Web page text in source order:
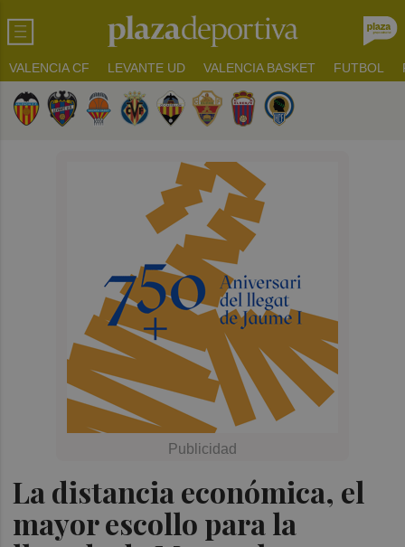
VALENCIA CF LEVANTE UD VALENCIA BASKET FUTBOL
La distancia económica, el
mayor escollo para la